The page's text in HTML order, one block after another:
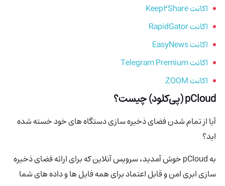
اکانت Keep2Share
اکانت RapidGator
اکانت EasyNews
اکانت Telegram Premium
اکانت ZOOM
pCloud (پی‌کلود) چیست؟
آیا از تمام شدن فضای ذخیره سازی دستگاه های خود خسته شده
اید؟
به pCloud
خوش آمدید، سرویس آنلاین که برای ارائه فضای ذخیره
سازی ابری امن و قابل اعتماد برای همه فایل ها و داده های شما